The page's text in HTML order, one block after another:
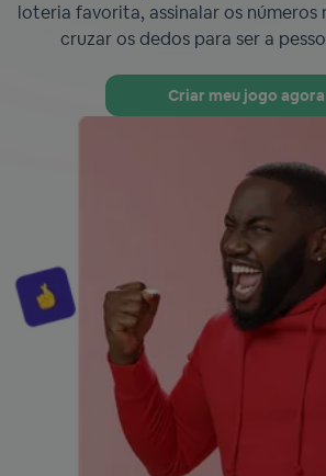
loteria favorita, assinalar os
cruzar os dedos para ser a
Criar meu jogo agora